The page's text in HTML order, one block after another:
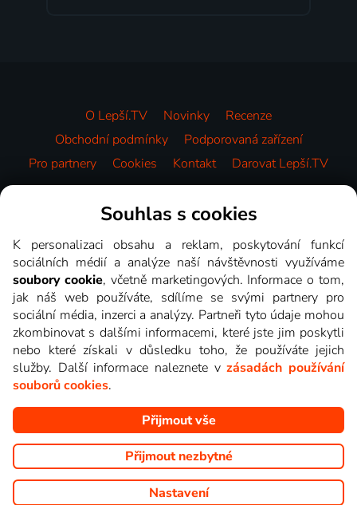
O Lepší.TV Novinky
Recenze
Obchodní podmínky
Podporovaná zařízení
Pro partnery
Cookies Kontakt Darovat Lepší.TV
Videotéka
Copyright © goNET s.r.o. Na tomto webu jsou zobrazovány
obrázky z pořadů TV stanic, které můžete sledovat v Lepší.TV.
Souhlas s cookies
K personalizaci obsahu a reklam, poskytování funkcí
sociálních médií a analýze naší návštěvnosti využíváme
soubory cookie, včetně marketingových. Informace o tom,
jak náš web používáte, sdílíme se svými partnery pro
sociální média, inzerci a analýzy. Partneři tyto údaje mohou
zkombinovat s dalšími informacemi, které jste jim poskytli
nebo které získali v důsledku toho, že používáte jejich
služby. Další informace naleznete vzásadách používání
souborů cookies.
Přijmout vše
Přijmout nezbytné
Nastavení